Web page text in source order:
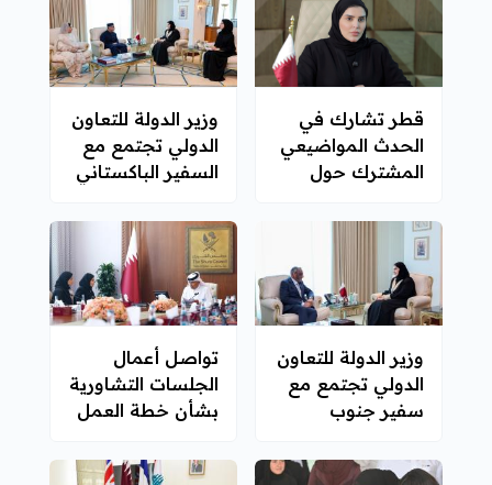
قطر تشارك في
الحدث المواضيعي
المشترك حول
المدة لتنفيذ
برنامج عمل
الدوحة لأقل البلدان
نموا
وزير الدولة للتعاون
الدولي تجتمع مع
السفير الباكستاني
وزير الدولة للتعاون
الدولي تجتمع مع
سفير جنوب
تواصل أعمال
الجلسات التشاورية
بشأن خطة العمل
الإنسان